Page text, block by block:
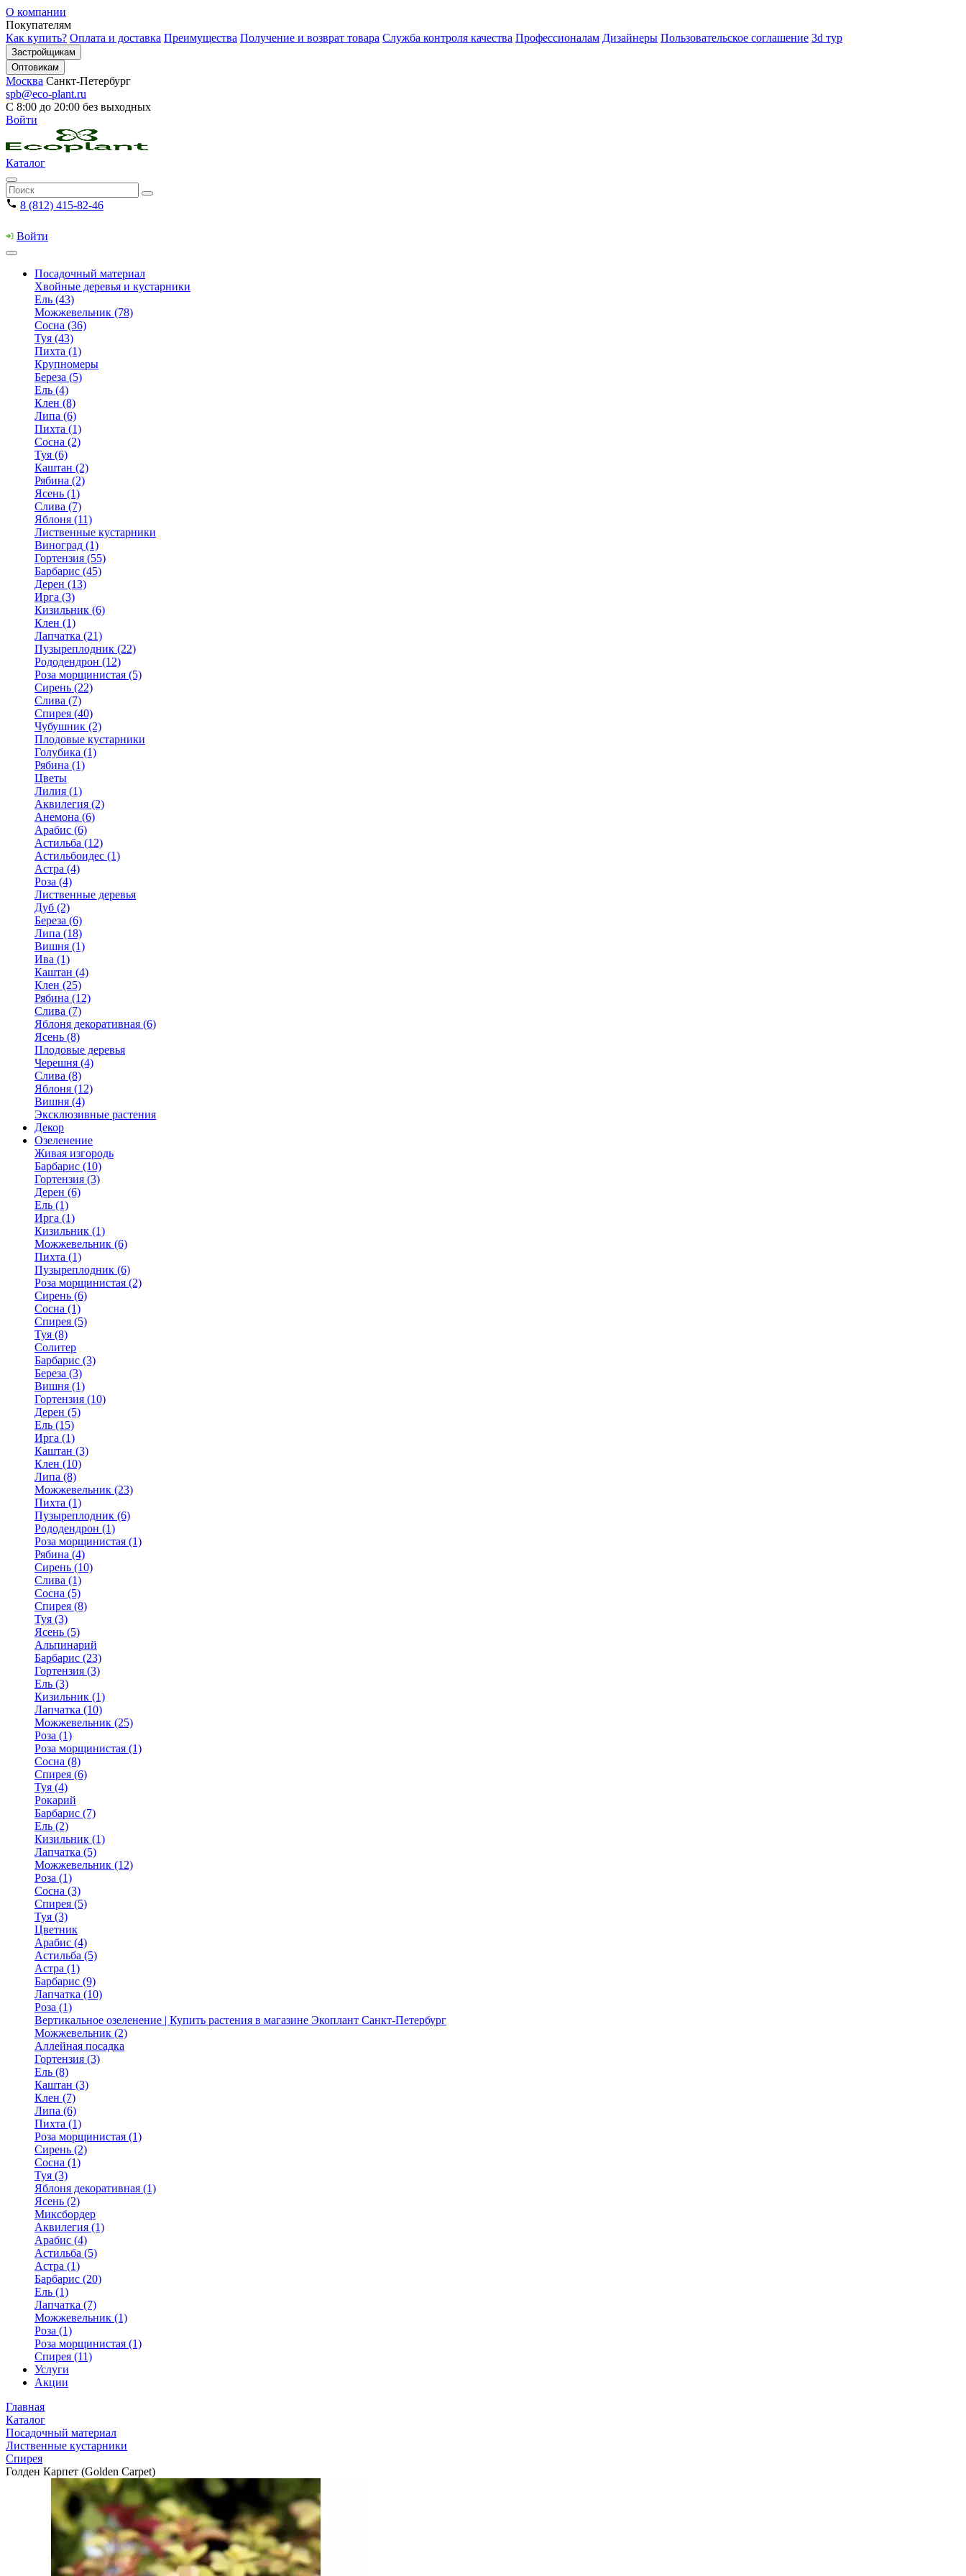
О компании
Покупателям
Как купить? Оплата и доставка Преимущества Получение и возврат товара Служба контроля качества Профессионалам Дизайнеры Пользовательское соглашение 3d тур
Застройщикам
Оптовикам
Москва Санкт-Петербург
spb@eco-plant.ru
С 8:00 до 20:00 без выходных
Войти
Каталог
8 (812) 415-82-46
Войти
Посадочный материал
Хвойные деревья и кустарники
Ель (43)
Можжевельник (78)
Сосна (36)
Туя (43)
Пихта (1)
Крупномеры
Береза (5)
Ель (4)
Клен (8)
Липа (6)
Пихта (1)
Сосна (2)
Туя (6)
Каштан (2)
Рябина (2)
Ясень (1)
Слива (7)
Яблоня (11)
Лиственные кустарники
Виноград (1)
Гортензия (55)
Барбарис (45)
Дерен (13)
Ирга (3)
Кизильник (6)
Клен (1)
Лапчатка (21)
Пузыреплодник (22)
Рододендрон (12)
Роза морщинистая (5)
Сирень (22)
Слива (7)
Спирея (40)
Чубушник (2)
Плодовые кустарники
Голубика (1)
Рябина (1)
Цветы
Лилия (1)
Аквилегия (2)
Анемона (6)
Арабис (6)
Астильба (12)
Астильбоидес (1)
Астра (4)
Роза (4)
Лиственные деревья
Дуб (2)
Береза (6)
Липа (18)
Вишня (1)
Ива (1)
Каштан (4)
Клен (25)
Рябина (12)
Слива (7)
Яблоня декоративная (6)
Ясень (8)
Плодовые деревья
Черешня (4)
Слива (8)
Яблоня (12)
Вишня (4)
Эксклюзивные растения
Декор
Озеленение
Живая изгородь
Барбарис (10)
Гортензия (3)
Дерен (6)
Ель (1)
Ирга (1)
Кизильник (1)
Можжевельник (6)
Пихта (1)
Пузыреплодник (6)
Роза морщинистая (2)
Сирень (6)
Сосна (1)
Спирея (5)
Туя (8)
Солитер
Барбарис (3)
Береза (3)
Вишня (1)
Гортензия (10)
Дерен (5)
Ель (15)
Ирга (1)
Каштан (3)
Клен (10)
Липа (8)
Можжевельник (23)
Пихта (1)
Пузыреплодник (6)
Рододендрон (1)
Роза морщинистая (1)
Рябина (4)
Сирень (10)
Слива (1)
Сосна (5)
Спирея (8)
Туя (3)
Ясень (5)
Альпинарий
Барбарис (23)
Гортензия (3)
Ель (3)
Кизильник (1)
Лапчатка (10)
Можжевельник (25)
Роза (1)
Роза морщинистая (1)
Сосна (8)
Спирея (6)
Туя (4)
Рокарий
Барбарис (7)
Ель (2)
Кизильник (1)
Лапчатка (5)
Можжевельник (12)
Роза (1)
Сосна (3)
Спирея (5)
Туя (3)
Цветник
Арабис (4)
Астильба (5)
Астра (1)
Барбарис (9)
Лапчатка (10)
Роза (1)
Вертикальное озеленение | Купить растения в магазине Экоплант Санкт-Петербург
Можжевельник (2)
Аллейная посадка
Гортензия (3)
Ель (8)
Каштан (3)
Клен (7)
Липа (6)
Пихта (1)
Роза морщинистая (1)
Сирень (2)
Сосна (1)
Туя (3)
Яблоня декоративная (1)
Ясень (2)
Миксбордер
Аквилегия (1)
Арабис (4)
Астильба (5)
Астра (1)
Барбарис (20)
Ель (1)
Лапчатка (7)
Можжевельник (1)
Роза (1)
Роза морщинистая (1)
Спирея (11)
Услуги
Акции
Главная
Каталог
Посадочный материал
Лиственные кустарники
Спирея
Голден Карпет (Golden Carpet)